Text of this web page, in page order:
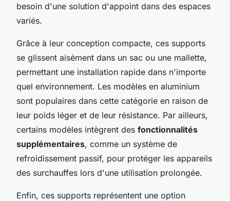
besoin d'une solution d'appoint dans des espaces
variés.
Grâce à leur conception compacte, ces supports
se glissent aisément dans un sac ou une mallette,
permettant une installation rapide dans n'importe
quel environnement. Les modèles en aluminium
sont populaires dans cette catégorie en raison de
leur poids léger et de leur résistance. Par ailleurs,
certains modèles intègrent des fonctionnalités
supplémentaires, comme un système de
refroidissement passif, pour protéger les appareils
des surchauffes lors d'une utilisation prolongée.
Enfin, ces supports représentent une option